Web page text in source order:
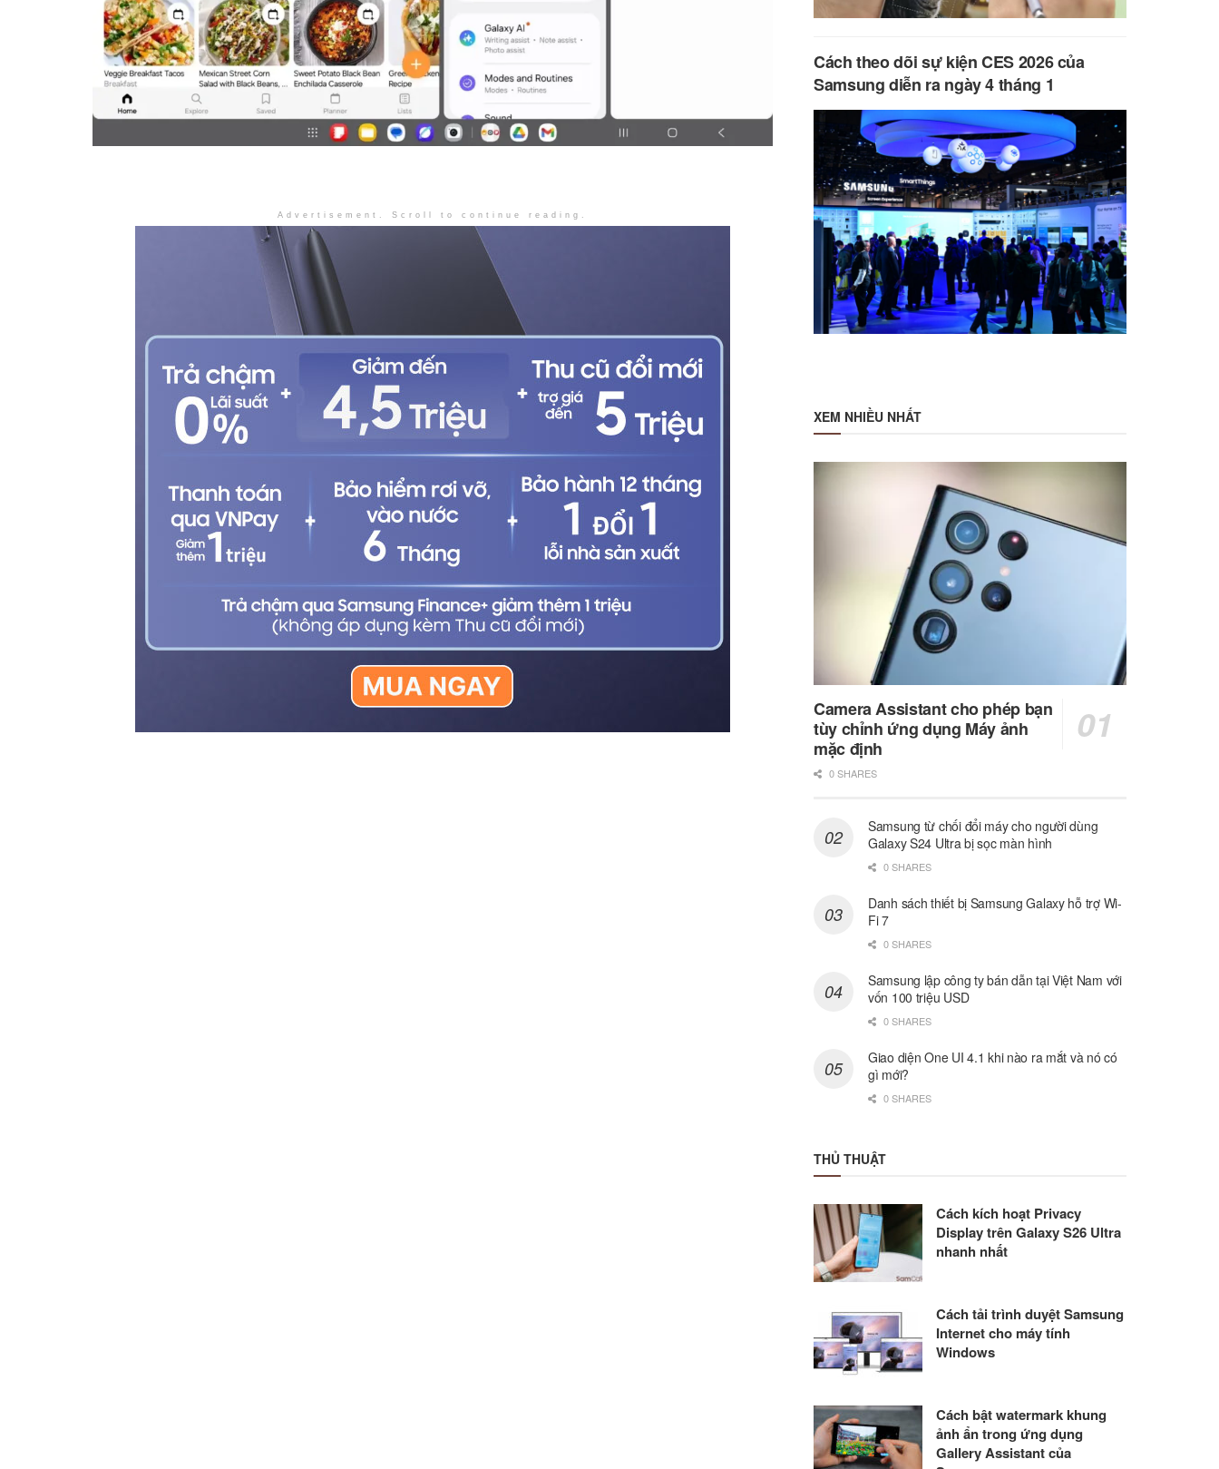
Advertisement. Scroll to continue reading.
Cách theo dõi sự kiện CES 2026 của
Samsung diễn ra ngày 4 tháng 1
XEM NHIỀU NHẤT
Camera Assistant cho phép bạn
tùy chỉnh ứng dụng Máy ảnh
mặc định
0 SHARES
Samsung từ chối đổi máy cho người dùng
Galaxy S24 Ultra bị sọc màn hình
0 SHARES
Danh sách thiết bị Samsung Galaxy hỗ trợ Wi-
Fi 7
0 SHARES
Samsung lập công ty bán dẫn tại Việt Nam với
vốn 100 triệu USD
0 SHARES
Giao diện One UI 4.1 khi nào ra mắt và nó có
gì mới?
0 SHARES
THỦ THUẬT
Cách kích hoạt Privacy
Display trên Galaxy S26 Ultra
nhanh nhất
Cách tải trình duyệt Samsung
Internet cho máy tính
Windows
Cách bật watermark khung
ảnh ẩn trong ứng dụng
Gallery Assistant của